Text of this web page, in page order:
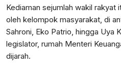
Kediaman sejumlah wakil rakyat
oleh kelompok masyarakat, di
Sahroni, Eko Patrio, hingga Uya
legislator, rumah Menteri
dijarah.